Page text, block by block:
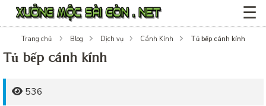
☰
Trang chủ Blog Dịch vụ Cánh Kính Tủ bếp cánh kính
Tủ bếp cánh kính
536